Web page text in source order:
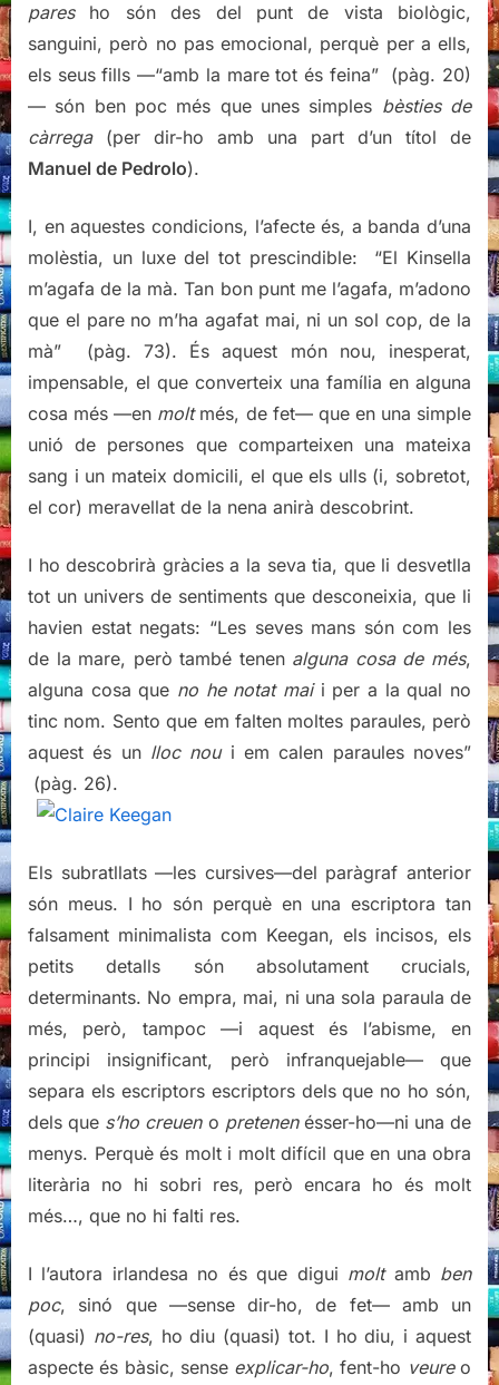
paresho són des del punt de vista biològic,
sanguini, però no pas emocional, perquè per a ells,
els seus fills —“amb la mare tot és feina” (pàg. 20)
— són ben poc més que unes simples bèsties de
càrrega(per dir-ho amb una part d’un títol de
Manuel de Pedrolo).
I, en aquestes condicions, l’afecte és, a banda d’una
molèstia, un luxe del tot prescindible: “El Kinsella
m’agafa de la mà. Tan bon punt me l’agafa, m’adono
que el pare no m’ha agafat mai, ni un sol cop, de la
mà” (pàg. 73). És aquest món nou, inesperat,
impensable, el que converteix una família en alguna
cosa més —en moltmés, de fet— que en una simple
unió de persones que comparteixen una mateixa
sang i un mateix domicili, el que els ulls (i, sobretot,
el cor) meravellat de la nena anirà descobrint.
I ho descobrirà gràcies a la seva tia, que li desvetlla
tot un univers de sentiments que desconeixia, que li
havien estat negats: “Les seves mans són com les
de la mare, però també tenen alguna cosa de més,
alguna cosa que no he notat maii per a la qual no
tinc nom. Sento que em falten moltes paraules, però
aquest és un lloc noui em calen paraules noves”
(pàg. 26).
Els subratllats —les cursives—del paràgraf anterior
són meus. I ho són perquè en una escriptora tan
falsament minimalista com Keegan, els incisos, els
petits detalls són absolutament crucials,
determinants. No empra, mai, ni una sola paraula de
més, però, tampoc —i aquest és l’abisme, en
principi insignificant, però infranquejable— que
separa els escriptors escriptors dels que no ho són,
dels que s’ho creueno pretenenésser-ho—ni una de
menys. Perquè és molt i molt difícil que en una obra
literària no hi sobri res, però encara ho és molt
més…, que no hi falti res.
I l’autora irlandesa no és que digui moltamb ben
poc, sinó que —sense dir-ho, de fet— amb un
(quasi) no-res, ho diu (quasi) tot. I ho diu, i aquest
aspecte és bàsic, sense explicar-ho, fent-ho veureo